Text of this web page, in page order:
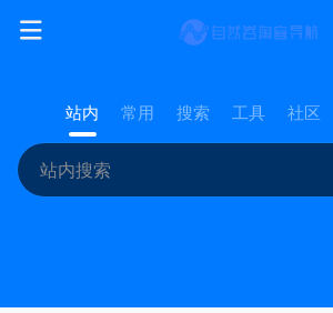
站内 常用 搜索 工具 社区